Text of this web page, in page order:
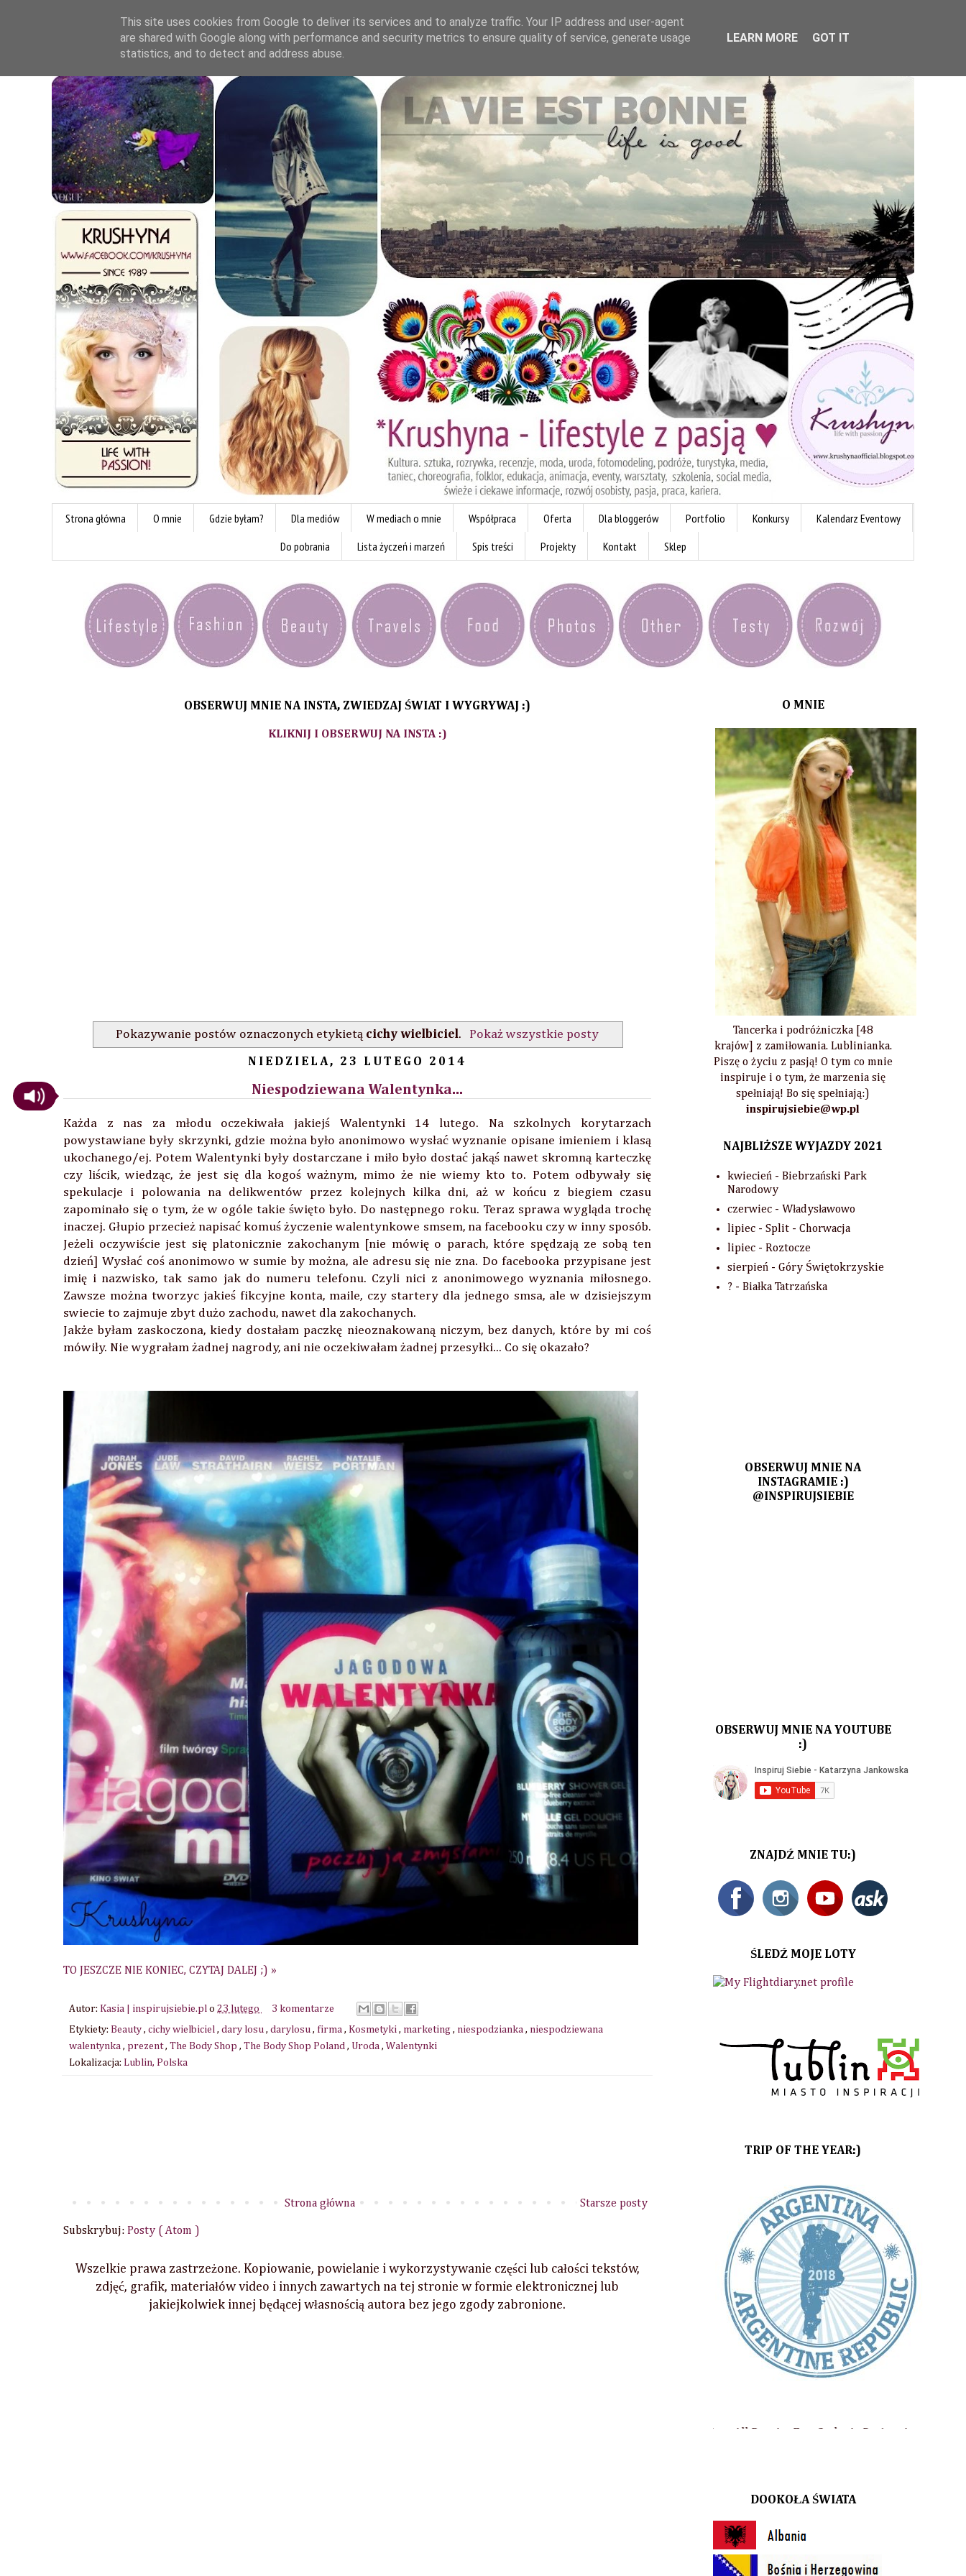
.
Strona główna O mnie Gdzie byłam? Dla mediów W mediach o mnie Współpraca Oferta Dla bloggerów Portfolio Konkursy
Kalendarz Eventowy
Do pobrania
Lista życzeń i marzeń Spis treści Projekty Kontakt Sklep
OBSERWUJ MNIE NA INSTA, ZWIEDZAJ ŚWIAT I WYGRYWAJ :)
KLIKNIJ I OBSERWUJ NA INSTA :)
Pokazywanie postów oznaczonych etykietą cichy wielbiciel. Pokaż wszystkie posty
NIEDZIELA, 23 LUTEGO 2014
Niespodziewana Walentynka...
Każda z nas za młodu oczekiwała jakiejś Walentynki 14 lutego. Na szkolnych korytarzach
powystawiane były skrzynki, gdzie można było anonimowo wysłać wyznanie opisane imieniem i klasą
ukochanego/ej. Potem Walentynki były dostarczane i miło było dostać jakąś nawet skromną karteczkę
czy liścik, wiedząc, że jest się dla kogoś ważnym, mimo że nie wiemy kto to. Potem odbywały się
spekulacje i polowania na delikwentów przez kolejnych kilka dni, aż w końcu z biegiem czasu
zapominało się o tym, że w ogóle takie święto było. Do następnego roku. Teraz sprawa wygląda trochę
inaczej. Głupio przecież napisać komuś życzenie walentynkowe smsem, na facebooku czy w inny sposób.
Jeżeli oczywiście jest się platonicznie zakochanym [nie mówię o parach, które spędzają ze sobą ten
dzień] Wysłać coś anonimowo w sumie by można, ale adresu się nie zna. Do facebooka przypisane jest
imię i nazwisko, tak samo jak do numeru telefonu. Czyli nici z anonimowego wyznania miłosnego.
Zawsze można tworzyc jakieś fikcyjne konta, maile, czy startery dla jednego smsa, ale w dzisiejszym
swiecie to zajmuje zbyt dużo zachodu, nawet dla zakochanych.
Jakże byłam zaskoczona, kiedy dostałam paczkę nieoznakowaną niczym, bez danych, które by mi coś
mówiły. Nie wygrałam żadnej nagrody, ani nie oczekiwałam żadnej przesyłki... Co się okazało?
TO JESZCZE NIE KONIEC, CZYTAJ DALEJ ;) »
Autor: Kasia | inspirujsiebie.pl o 23 lutego 3 komentarze
Etykiety: Beauty , cichy wielbiciel , dary losu , darylosu , firma , Kosmetyki , marketing , niespodzianka , niespodziewana
walentynka , prezent, The Body Shop , The Body Shop Poland , Uroda , Walentynki
Lokalizacja: Lublin, Polska
Starsze posty
Strona główna
Subskrybuj: Posty ( Atom )
Wszelkie prawa zastrzeżone. Kopiowanie, powielanie i wykorzystywanie części lub całości tekstów,
zdjęć, grafik, materiałów video i innych zawartych na tej stronie w formie elektronicznej lub
jakiejkolwiek innej będącej własnością autora bez jego zgody zabronione.
O MNIE
Tancerka i podróżniczka [48
krajów] z zamiłowania. Lublinianka.
Piszę o życiu z pasją! O tym co mnie
inspiruje i o tym, że marzenia się
spełniają! Bo się spełniają:)
inspirujsiebie@wp.pl
NAJBLIŻSZE WYJAZDY 2021
kwiecień - Biebrzański Park
Narodowy
czerwiec - Władysławowo
lipiec - Split - Chorwacja
lipiec - Roztocze
sierpień - Góry Świętokrzyskie
? - Białka Tatrzańska
OBSERWUJ MNIE NA
INSTAGRAMIE :)
@INSPIRUJSIEBIE
OBSERWUJ MNIE NA YOUTUBE
:)
ZNAJDŹ MNIE TU:)
ŚLEDŹ MOJE LOTY
TRIP OF THE YEAR:)
DOOKOŁA ŚWIATA
This site uses cookies from Google to deliver its services and to analyze traffic. Your IP address and user-agent
are shared with Google along with performance and security metrics to ensure quality of service, generate usage
statistics, and to detect and address abuse.
LEARN MORE GOT IT